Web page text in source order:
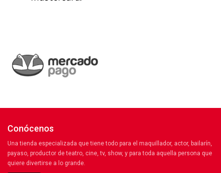
Conócenos
Una tienda especializada que tiene todo para el maquillador, actor, bailarín,
payaso, productor de teatro, cine, tv, show, y para toda aquella persona que
quiere divertirse a lo grande.